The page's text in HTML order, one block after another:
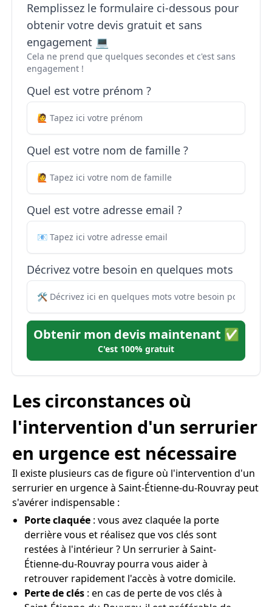
Remplissez le formulaire ci-dessous pour
obtenir votre devis gratuit et sans
engagement 💻
Cela ne prend que quelques secondes et c'est sans
engagement !
Quel est votre prénom ?
Quel est votre nom de famille ?
Quel est votre adresse email ?
Décrivez votre besoin en quelques mots
Obtenir mon devis maintenant ✅
C'est 100% gratuit
Les circonstances où
l'intervention d'un serrurier
en urgence est nécessaire
Il existe plusieurs cas de figure où l'intervention d'un
serrurier en urgence à Saint-Étienne-du-Rouvray peut
s'avérer indispensable :
Porte claquée : vous avez claquée la porte
derrière vous et réalisez que vos clés sont
restées à l'intérieur ? Un serrurier à Saint-
Étienne-du-Rouvray pourra vous aider à
retrouver rapidement l'accès à votre domicile.
Perte de clés : en cas de perte de vos clés à